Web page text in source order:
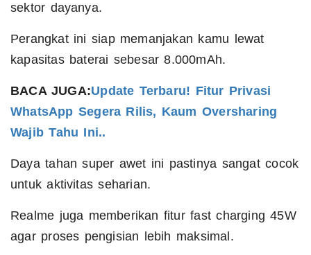
sektor dayanya.
Perangkat ini siap memanjakan kamu lewat
kapasitas baterai sebesar 8.000mAh.
BACA JUGA:Update Terbaru! Fitur Privasi
WhatsApp Segera Rilis, Kaum Oversharing
Wajib Tahu Ini..
Daya tahan super awet ini pastinya sangat cocok
untuk aktivitas seharian.
Realme juga memberikan fitur fast charging 45W
agar proses pengisian lebih maksimal.